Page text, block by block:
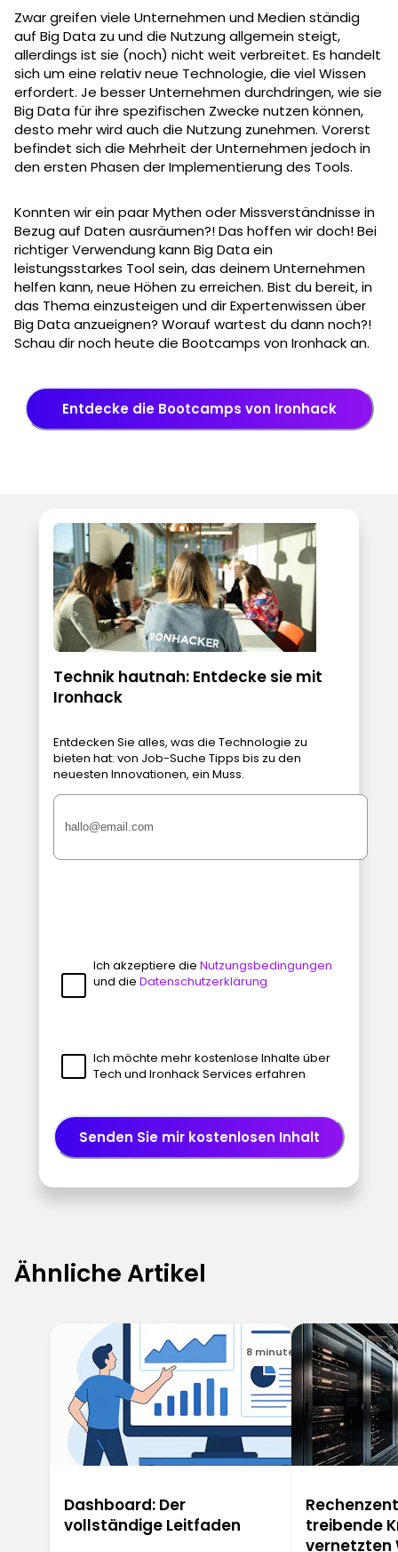
Zwar greifen viele Unternehmen und Medien ständig
auf Big Data zu und die Nutzung allgemein steigt,
allerdings ist sie (noch) nicht weit verbreitet. Es handelt
sich um eine relativ neue Technologie, die viel Wissen
erfordert. Je besser Unternehmen durchdringen, wie sie
Big Data für ihre spezifischen Zwecke nutzen können,
desto mehr wird auch die Nutzung zunehmen. Vorerst
befindet sich die Mehrheit der Unternehmen jedoch in
den ersten Phasen der Implementierung des Tools.
Konnten wir ein paar Mythen oder Missverständnisse in
Bezug auf Daten ausräumen?! Das hoffen wir doch! Bei
richtiger Verwendung kann Big Data ein
leistungsstarkes Tool sein, das deinem Unternehmen
helfen kann, neue Höhen zu erreichen. Bist du bereit, in
das Thema einzusteigen und dir Expertenwissen über
Big Data anzueignen? Worauf wartest du dann noch?!
Schau dir noch heute die Bootcamps von Ironhack an.
Entdecke die Bootcamps von Ironhack
Technik hautnah: Entdecke sie mit
Ironhack
Entdecken Sie alles, was die Technologie zu
bieten hat: von Job-Suche Tipps bis zu den
neuesten Innovationen, ein Muss.
Ich akzeptiere die Nutzungsbedingungen
und die Datenschutzerklärung
Ich möchte mehr kostenlose Inhalte über
Tech und Ironhack Services erfahren
Senden Sie mir kostenlosen Inhalt
Ähnliche Artikel
8 minuten
Dashboard: Der
vollständige Leitfaden
treibende
vernetzten